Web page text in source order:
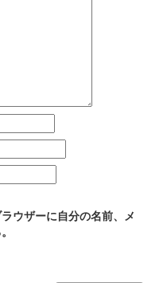
ウザーに自分の名前、メ